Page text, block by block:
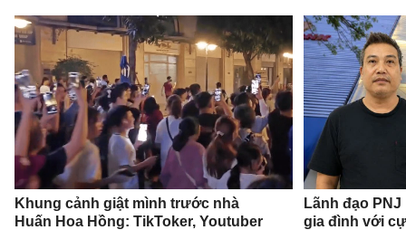
Khung cảnh giật mình trước nhà
Huấn Hoa Hồng: TikToker, Youtuber
Lãnh đạo
gia đình với